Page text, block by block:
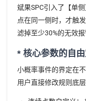
斌果SPC引入了【单
点在同一侧时，才触
滤掉至少30%的无效报
* 核心参数的自
小概率事件的界定在
用户直接修改规则底层